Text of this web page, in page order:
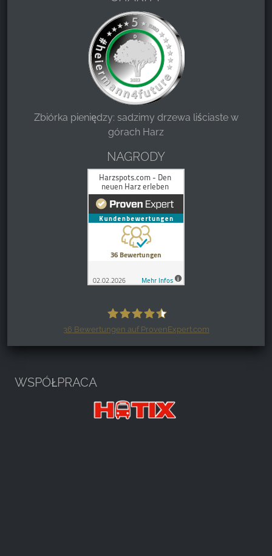
Zbiórka pieniędzy: sadzimy drzewa liściaste w
górach Harz
NAGRODY
36 Bewertungen auf ProvenExpert.com
WSPÓŁPRACA